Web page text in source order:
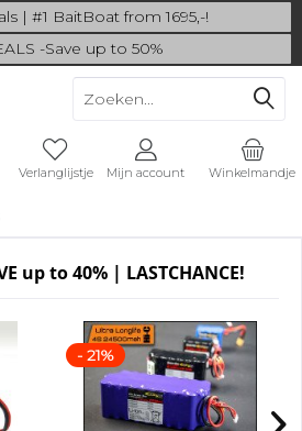
| #1 BaitBoat from 1695,-!
upgrade your fishing now!
-Save up to 50%
... if gone then gone
Winkelmandje
Verlanglijstje Mijn account
up to 40% | LASTCHANCE!
- 21%